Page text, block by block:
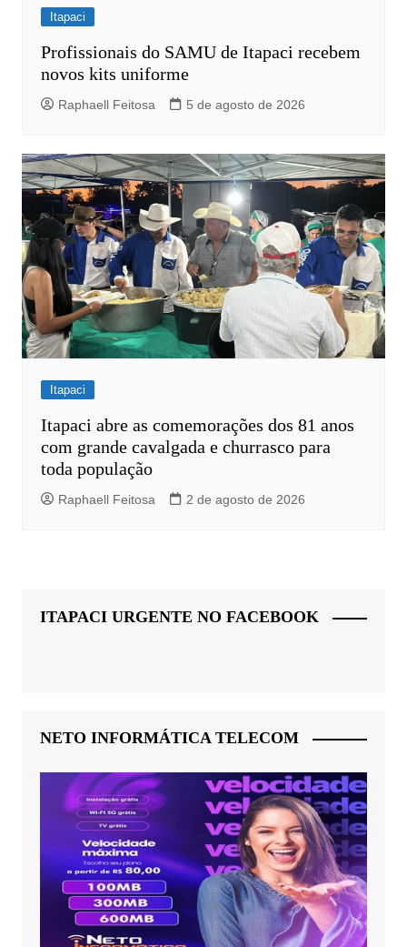
Itapaci
Profissionais do SAMU de Itapaci recebem
novos kits uniforme
Raphaell Feitosa 5 de agosto de 2026
Itapaci
Itapaci abre as comemorações dos 81 anos
com grande cavalgada e churrasco para
toda população
Raphaell Feitosa 2 de agosto de 2026
ITAPACI URGENTE NO FACEBOOK
NETO INFORMÁTICA TELECOM